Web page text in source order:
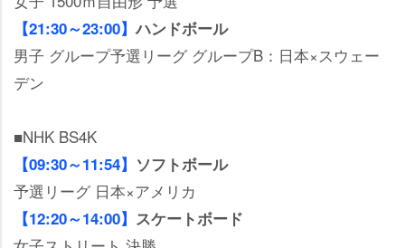
【21:30～23:00】ハンドボール
男子 グループ予選リーグ グループB：日本×スウェー
デン
■NHK BS4K
【09:30～11:54】 ソフトボール
予選リーグ 日本×アメリカ
【12:20～14:00】 スケートボード